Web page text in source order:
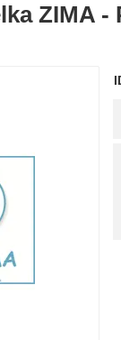
ZIMA